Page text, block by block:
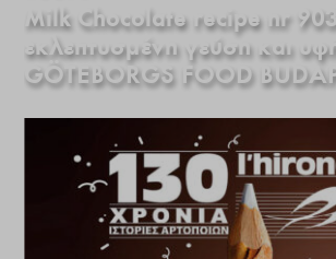
Milk Chocolate recipe nr
εκλεπτυσμένη γεύση και
GÖTEBORGS FOOD